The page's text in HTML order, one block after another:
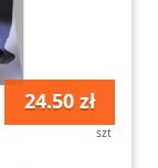
24.50 zł
szt